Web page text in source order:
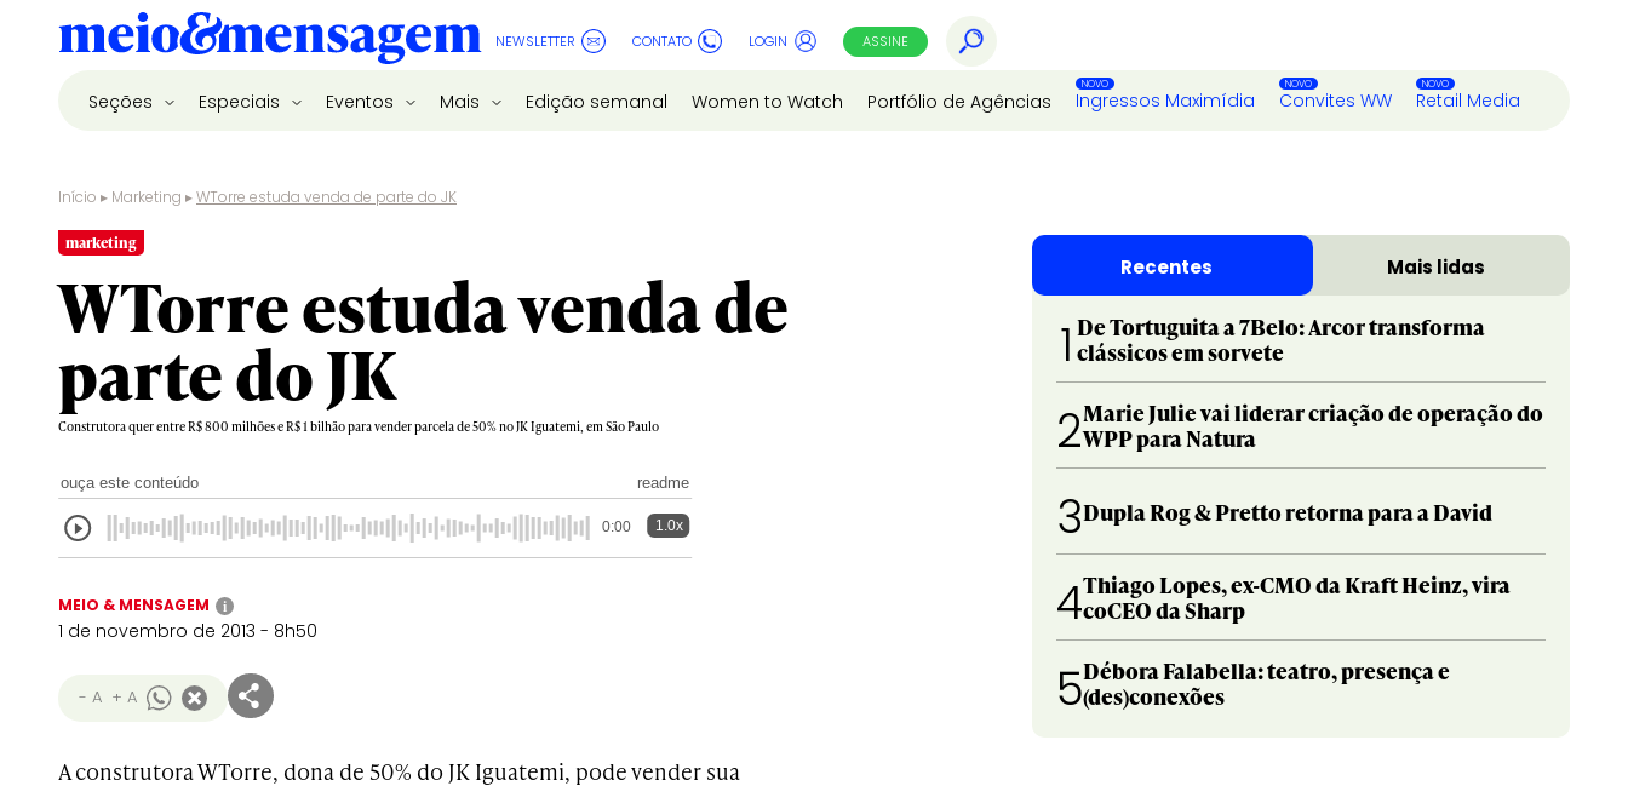
NEWSLETTER CONTATO LOGIN ASSINE
Seções Especiais Eventos Mais Edição semanal Women to Watch Portfólio de Agências Ingressos Maximídia Convites WW Retail Media
Início ▸ Marketing ▸WTorre estuda venda de parte do JK
marketing
WTorre estuda venda de
parte do JK
Construtora quer entre R$ 800 milhões e R$ 1 bilhão para vender parcela de 50% no JK Iguatemi, em São Paulo
ouça este conteúdo readme
0:00 1.0x
MEIO & MENSAGEM i
1 de novembro de 2013 - 8h50
- A + A
A construtora WTorre, dona de 50% do JK Iguatemi, pode vender sua
Recentes Mais lidas
1 De Tortuguita a 7Belo: Arcor transforma
clássicos em sorvete
2Marie Julie vai liderar criação de operação do
WPP para Natura
3Dupla Rog & Pretto retorna para a David
4Thiago Lopes, ex-CMO da Kraft Heinz, vira
coCEO da Sharp
5Débora Falabella: teatro, presença e
(des)conexões